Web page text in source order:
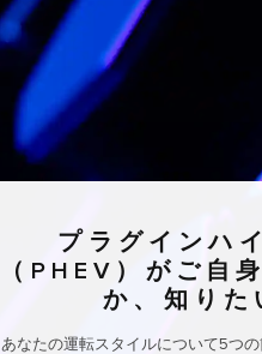
プラグインハ
（PHEV）がご自
か、知りた
あなたの運転スタイルについて5つ